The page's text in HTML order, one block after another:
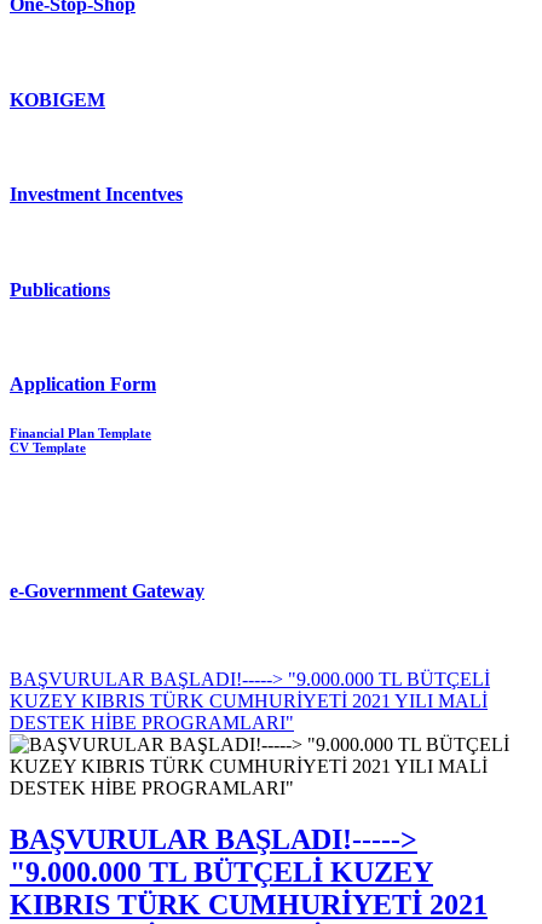
One-Stop-Shop
KOBIGEM
Investment Incentves
Publications
Application Form
Financial Plan Template
CV Template
e-Government Gateway
BAŞVURULAR BAŞLADI!-----> "9.000.000 TL BÜTÇELİ
KUZEY KIBRIS TÜRK CUMHURİYETİ 2021 YILI MALİ
DESTEK HİBE PROGRAMLARI"
BAŞVURULAR BAŞLADI!----->
"9.000.000 TL BÜTÇELİ KUZEY
KIBRIS TÜRK CUMHURİYETİ 2021